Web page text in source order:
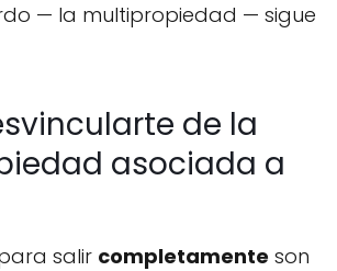
— la multipropiedad — sigue
de la
asociada a
salir completamente son